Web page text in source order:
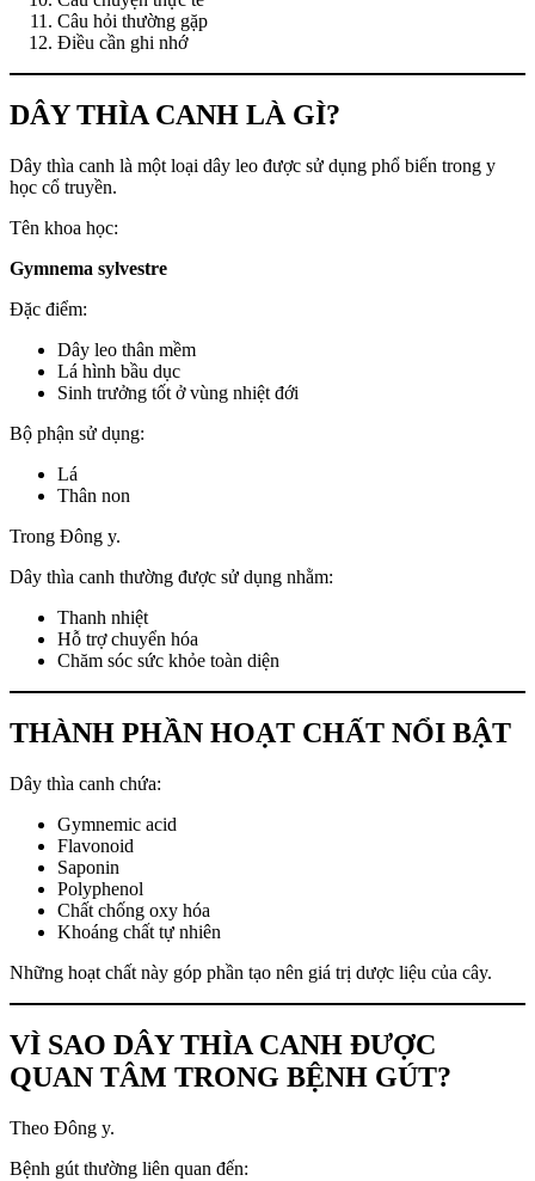
Câu hỏi thường gặp
Điều cần ghi nhớ
DÂY THÌA CANH LÀ GÌ?
Dây thìa canh là một loại dây leo được sử dụng phổ biến trong y
học cổ truyền.
Tên khoa học:
Gymnema sylvestre
Đặc điểm:
Dây leo thân mềm
Lá hình bầu dục
Sinh trưởng tốt ở vùng nhiệt đới
Bộ phận sử dụng:
Lá
Thân non
Trong Đông y.
Dây thìa canh thường được sử dụng nhằm:
Thanh nhiệt
Hỗ trợ chuyển hóa
Chăm sóc sức khỏe toàn diện
THÀNH PHẦN HOẠT CHẤT NỔI BẬT
Dây thìa canh chứa:
Gymnemic acid
Flavonoid
Saponin
Polyphenol
Chất chống oxy hóa
Khoáng chất tự nhiên
Những hoạt chất này góp phần tạo nên giá trị dược liệu của cây.
VÌ SAO DÂY THÌA CANH ĐƯỢC
QUAN TÂM TRONG BỆNH GÚT?
Theo Đông y.
Bệnh gút thường liên quan đến: